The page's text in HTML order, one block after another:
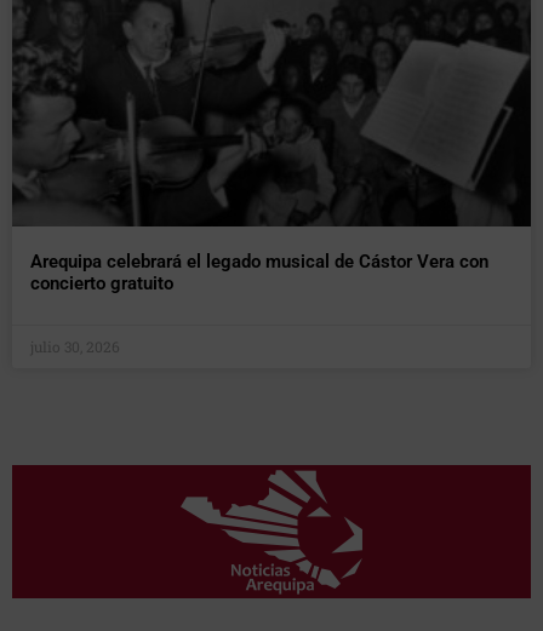
Arequipa celebrará el legado musical de Cástor Vera con
concierto gratuito
julio 30, 2026